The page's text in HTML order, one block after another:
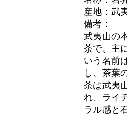
産地：武
備考：
武夷山の
茶で、主
いう名前
し、茶葉
茶は武夷
れ、ライ
ラル感と